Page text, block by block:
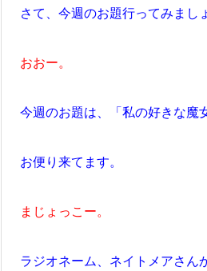
さて、今週のお題行ってみまし
おおー。
今週のお題は、「私の好きな魔
お便り来てます。
まじょっこー。
ラジオネーム、ネイトメアさん